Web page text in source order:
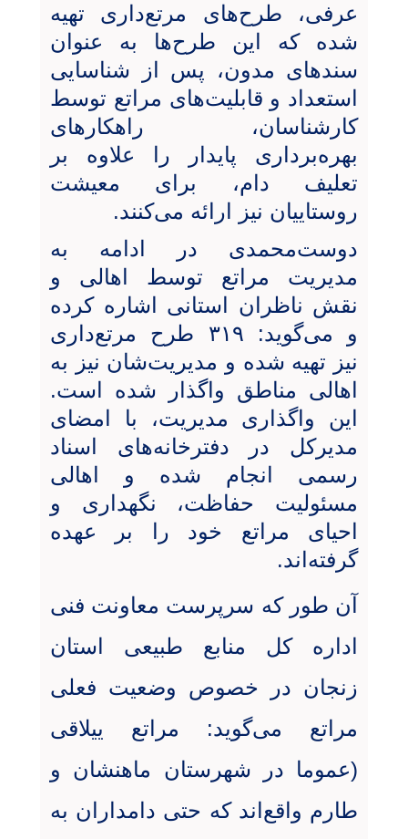
عرفی، طرح‌های مرتع‌داری تهیه
شده که این طرح‌ها به عنوان
سندهای مدون، پس از شناسایی
استعداد و قابلیت‌های مراتع توسط
کارشناسان، راهکارهای
بهره‌برداری پایدار را علاوه بر
تعلیف دام، برای معیشت
روستاییان نیز ارائه می‌کنند.
دوست‌محمدی در ادامه به
مدیریت مراتع توسط اهالی و
نقش ناظران استانی اشاره کرده
و می‌گوید: ۳۱۹ طرح مرتع‌داری
نیز تهیه شده و مدیریت‌شان نیز به
اهالی مناطق واگذار شده است.
این واگذاری مدیریت، با امضای
مدیرکل در دفترخانه‌های اسناد
رسمی انجام شده و اهالی
مسئولیت حفاظت، نگهداری و
احیای مراتع خود را بر عهده
گرفته‌اند.
آن طور که سرپرست معاونت فنی
اداره کل منابع طبیعی استان
زنجان در خصوص وضعیت فعلی
مراتع می‌گوید: مراتع ییلاقی
(عموما در شهرستان ماهنشان و
طارم واقع‌اند که حتی دامداران به